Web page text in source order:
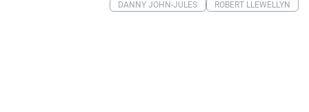
DANNY JOHN-JULES
ROBERT LLEWELLYN